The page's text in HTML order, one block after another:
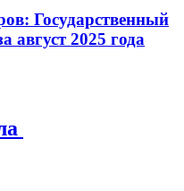
Государственный
август 2025 года